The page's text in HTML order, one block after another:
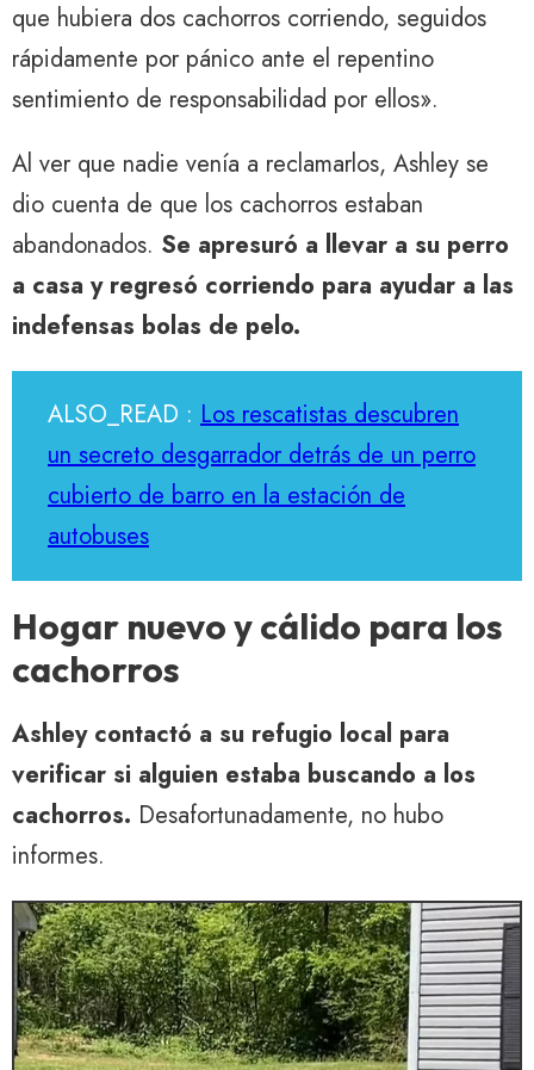
que hubiera dos cachorros corriendo, seguidos
rápidamente por pánico ante el repentino
sentimiento de responsabilidad por ellos».
Al ver que nadie venía a reclamarlos, Ashley se
dio cuenta de que los cachorros estaban
abandonados. Se apresuró a llevar a su perro
a casa y regresó corriendo para ayudar a las
indefensas bolas de pelo.
ALSO_READ : Los rescatistas descubren
un secreto desgarrador detrás de un perro
cubierto de barro en la estación de
autobuses
Hogar nuevo y cálido para los
cachorros
Ashley contactó a su refugio local para
verificar si alguien estaba buscando a los
cachorros. Desafortunadamente, no hubo
informes.